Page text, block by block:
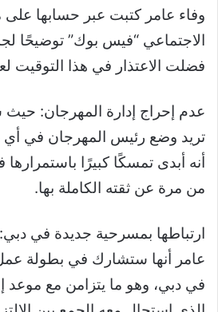
وفاء عامر كتبت عبر حسابها على
الاجتماعي “فيس بوك” توضيحًا
فضلت الاعتذار في هذا التوقيت
عدم إحراج إدارة المهرجان: حيث
تريد وضع رئيس المهرجان في
أنه أبدى تمسكًا كبيرًا باستمرارها
من مرة عن ثقته الكاملة بها.
ارتباطها بمسرحية جديدة في
عامر أنها ستشارك في بطولة
في دبي، وهو ما يتزامن مع موعد